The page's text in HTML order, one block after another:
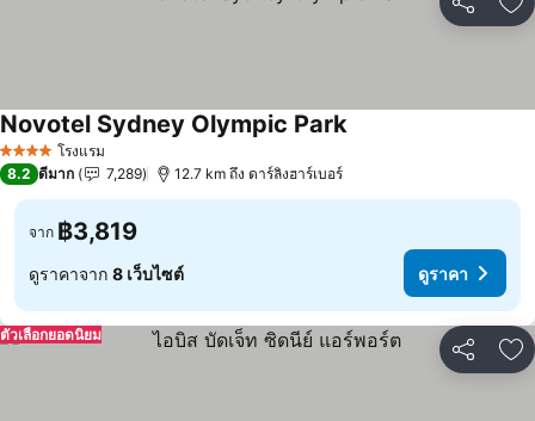
แชร์ เ
4 ดาว โรงแรม
Novotel Sydney Olympic Park
8.2 ดีมาก 7,289 12.7 km ถึง ดาร์ลิงฮาร์เบอร์
จาก ฿3,819
ดูราคาจาก 8 เว็บไซต์ ดูราคา
แชร์ เ
ตัวเลือกยอดนิยม